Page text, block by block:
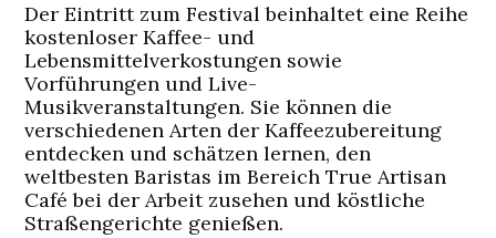
Der Eintritt zum Festival beinhaltet eine Reihe
kostenloser Kaffee- und
Lebensmittelverkostungen sowie
Vorführungen und Live-
Musikveranstaltungen. Sie können die
verschiedenen Arten der Kaffeezubereitung
entdecken und schätzen lernen, den
weltbesten Baristas im Bereich True Artisan
Café bei der Arbeit zusehen und köstliche
Straßengerichte genießen.